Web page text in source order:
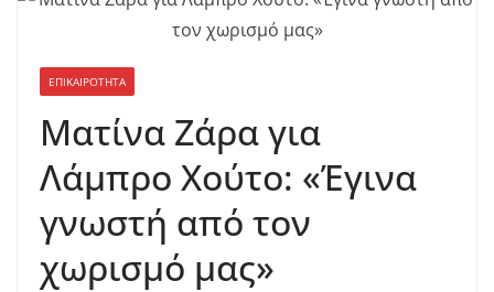
ΕΠΙΚΑΙΡΟΤΗΤΑ
Ματίνα Ζάρα για
Λάμπρο Χούτο: «Έγινα
γνωστή από τον
χωρισμό μας»